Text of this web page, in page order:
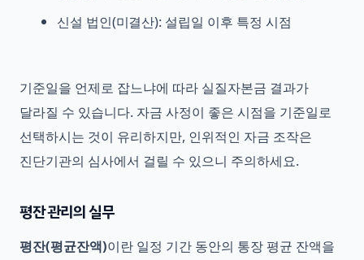
신설 법인(미결산): 설립일 이후 특정 시점
기준일을 언제로 잡느냐에 따라 실질자본금 결과가
달라질 수 있습니다. 자금 사정이 좋은 시점을 기준일로
선택하시는 것이 유리하지만, 인위적인 자금 조작은
진단기관의 심사에서 걸릴 수 있으니 주의하세요.
평잔 관리의 실무
평잔(평균잔액)이란 일정 기간 동안의 통장 평균 잔액을